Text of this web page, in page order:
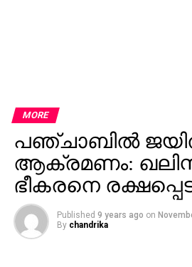
MORE
പഞ്ചാബില്‍
ആക്രമണം:
ഭീകരനെ
Published 9 years ago on
By chandrika